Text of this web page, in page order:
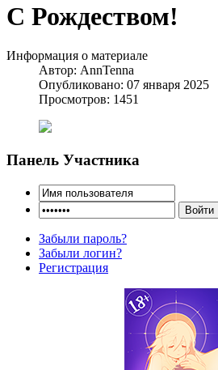
С Рождеством!
Информация о материале
Автор: AnnTenna
Опубликовано: 07 января 2025
Просмотров: 1451
Панель Участника
Забыли пароль?
Забыли логин?
Регистрация